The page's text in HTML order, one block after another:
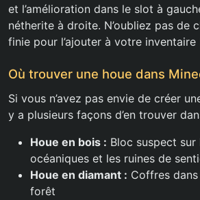
et l’amélioration dans le slot à
nétherite à droite. N’oubliez pas de
finie pour l’ajouter à votre inventaire
Où trouver une houe dans
Si vous n’avez pas envie de créer
y a plusieurs façons d’en trouver
Houe en bois : Bloc suspect sur
océaniques et les ruines de
Houe en diamant : Coffres
forêt